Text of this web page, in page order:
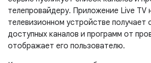
телепровайдеру. Приложение Live TV
телевизионном устройстве получает
доступных каналов и программ от
отображает его пользователю.